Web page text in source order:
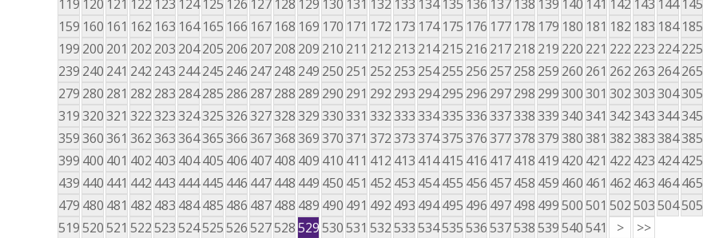
119 120 121 122 123 124 125 126 127 128 129 130 131 132 133 134 135 136 137 138 139 140 141 142 143 144 145
159 160 161 162 163 164 165 166 167 168 169 170 171 172 173 174 175 176 177 178 179 180 181 182 183 184 185
199 200 201 202 203 204205 206 207208 209 210 211 212 213 214215 216 217218 219 220 221 222 223 224225
239 240 241 242 243 244245 246 247248 249 250 251 252 253 254255 256 257258 259 260 261 262 263 264265
279 280 281 282 283 284285 286 287288 289 290 291 292 293 294295 296 297298 299300301 302303304305
319320321 322323324325326327328329330331 332333334335336337338339340341 342343344345
359360361 362363364365366367368369370371 372373374375376377378379380381 382383384385
399 400 401 402 403 404405 406 407408 409 410 411 412 413 414415 416 417418 419 420 421 422 423 424425
439 440 441 442 443 444445 446 447448 449 450 451 452 453 454455 456 457458 459 460 461 462 463 464465
479 480 481 482 483 484485 486 487488 489 490 491 492 493 494495 496 497498 499500501 502503504505
519520521 522523524525526527528529530531 532533534535536537538539540541 > >>